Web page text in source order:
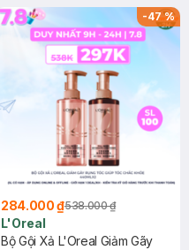
-47%
284.000 ₫538.000 ₫
L'Oreal
Bộ Gội Xả L'Oreal Giảm Gãy